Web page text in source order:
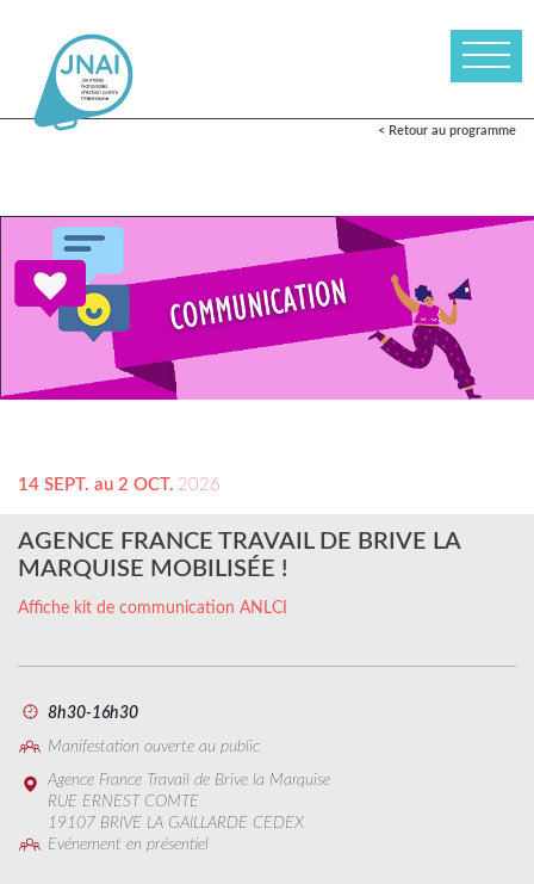
< Retour au programme
14 SEPT. au 2 OCT. 2026
AGENCE FRANCE TRAVAIL DE BRIVE LA
MARQUISE MOBILISÉE !
Affiche kit de communication ANLCI
8h30-16h30
Manifestation ouverte au public
Agence France Travail de Brive la Marquise
RUE ERNEST COMTE
19107 BRIVE LA GAILLARDE CEDEX
Evénement en présentiel